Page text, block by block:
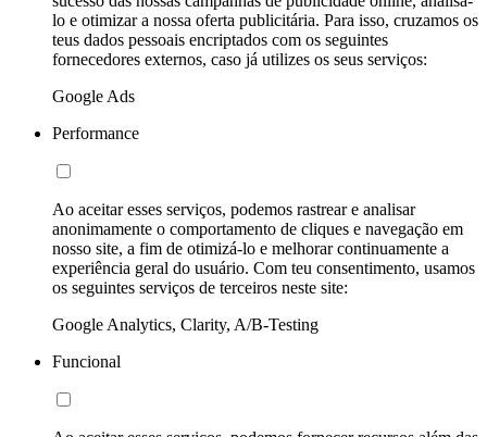
lo e otimizar a nossa oferta publicitária. Para isso, cruzamos os
teus dados pessoais encriptados com os seguintes
fornecedores externos, caso já utilizes os seus serviços:
Google Ads
Performance
Ao aceitar esses serviços, podemos rastrear e analisar
anonimamente o comportamento de cliques e navegação em
nosso site, a fim de otimizá-lo e melhorar continuamente a
experiência geral do usuário. Com teu consentimento, usamos
os seguintes serviços de terceiros neste site:
Google Analytics, Clarity, A/B-Testing
Funcional